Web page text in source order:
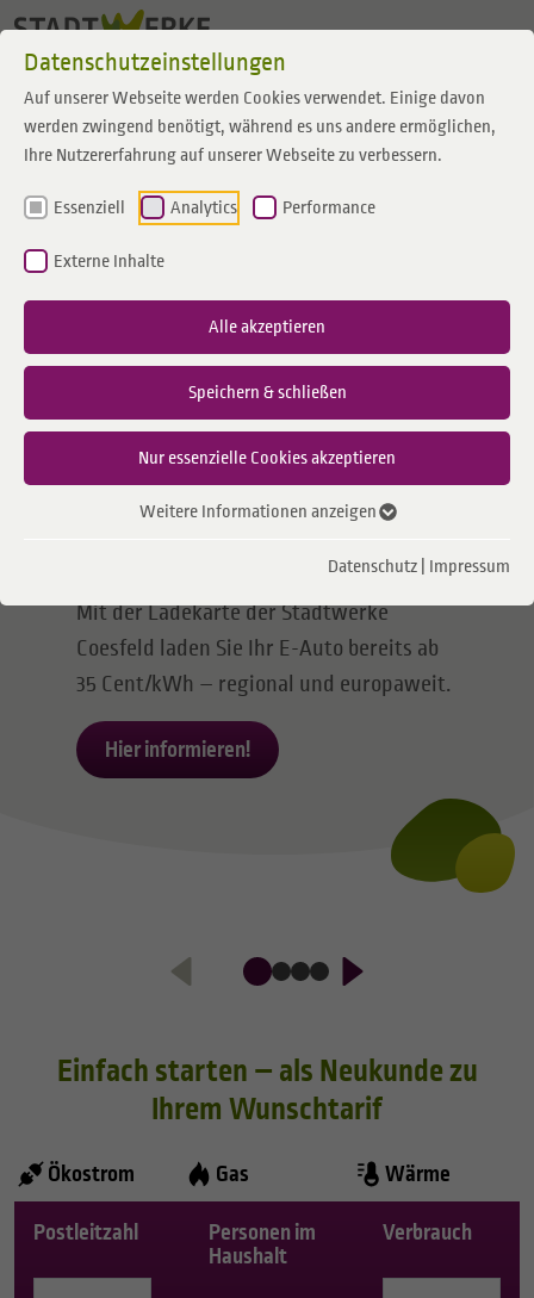
Datenschutzeinstellungen
Auf unserer Webseite werden Cookies verwendet. Einige davon
werden zwingend benötigt, während es uns andere ermöglichen,
Ihre Nutzererfahrung auf unserer Webseite zu verbessern.
Essenziell Analytics Performance
Externe Inhalte
Alle akzeptieren
Speichern & schließen
Nur essenzielle Cookies akzeptieren
Weitere Informationen anzeigen
Datenschutz Impressum
Zum Inhalt springen
Mit der Ladekarte der Stadtwerke
Coesfeld laden Sie Ihr E-Auto bereits ab
35 Cent/kWh – regional und europaweit.
Hier informieren!
Einfach starten – als Neukunde zu
Ihrem Wunschtarif
Ökostrom Gas Wärme
Postleitzahl
Personen im
Haushalt
Verbrauch